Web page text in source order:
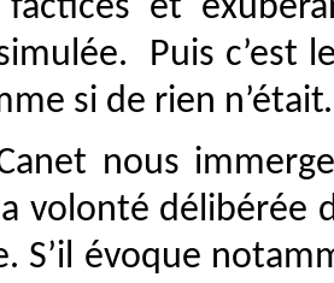
et
Puis c’est
si de rien
nous
volonté délibérée
S’il évoque